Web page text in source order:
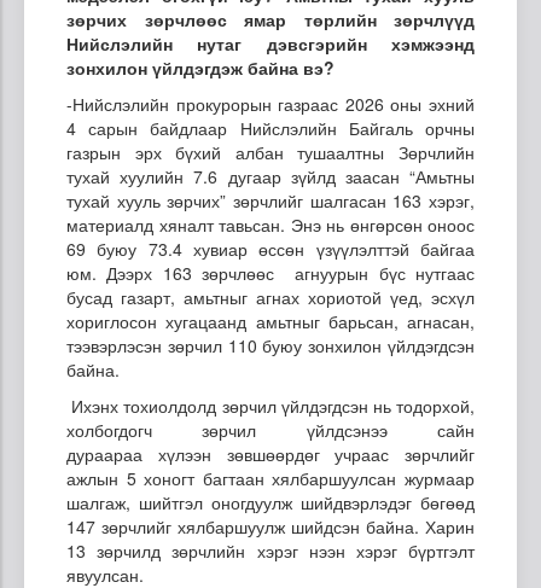
зөрчих зөрчлөөс ямар төрлийн зөрчлүүд
Нийслэлийн нутаг дэвсгэрийн хэмжээнд
зонхилон үйлдэгдэж байна вэ?
-Нийслэлийн прокурорын газраас 2026 оны эхний
4 сарын байдлаар Нийслэлийн Байгаль орчны
газрын эрх бүхий албан тушаалтны Зөрчлийн
тухай хуулийн 7.6 дугаар зүйлд заасан “Амьтны
тухай хууль зөрчих” зөрчлийг шалгасан 163 хэрэг,
материалд хяналт тавьсан. Энэ нь өнгөрсөн оноос
69 буюу 73.4 хувиар өссөн үзүүлэлттэй байгаа
юм. Дээрх 163 зөрчлөөс агнуурын бүс нутгаас
бусад газарт, амьтныг агнах хориотой үед, эсхүл
хориглосон хугацаанд амьтныг барьсан, агнасан,
тээвэрлэсэн зөрчил 110 буюу зонхилон үйлдэгдсэн
байна.
Ихэнх тохиолдолд зөрчил үйлдэгдсэн нь тодорхой,
холбогдогч зөрчил үйлдсэнээ сайн
дураараа хүлээн зөвшөөрдөг учраас зөрчлийг
ажлын 5 хоногт багтаан хялбаршуулсан журмаар
шалгаж, шийтгэл оногдуулж шийдвэрлэдэг бөгөөд
147 зөрчлийг хялбаршуулж шийдсэн байна. Харин
13 зөрчилд зөрчлийн хэрэг нээн хэрэг бүртгэлт
явуулсан.